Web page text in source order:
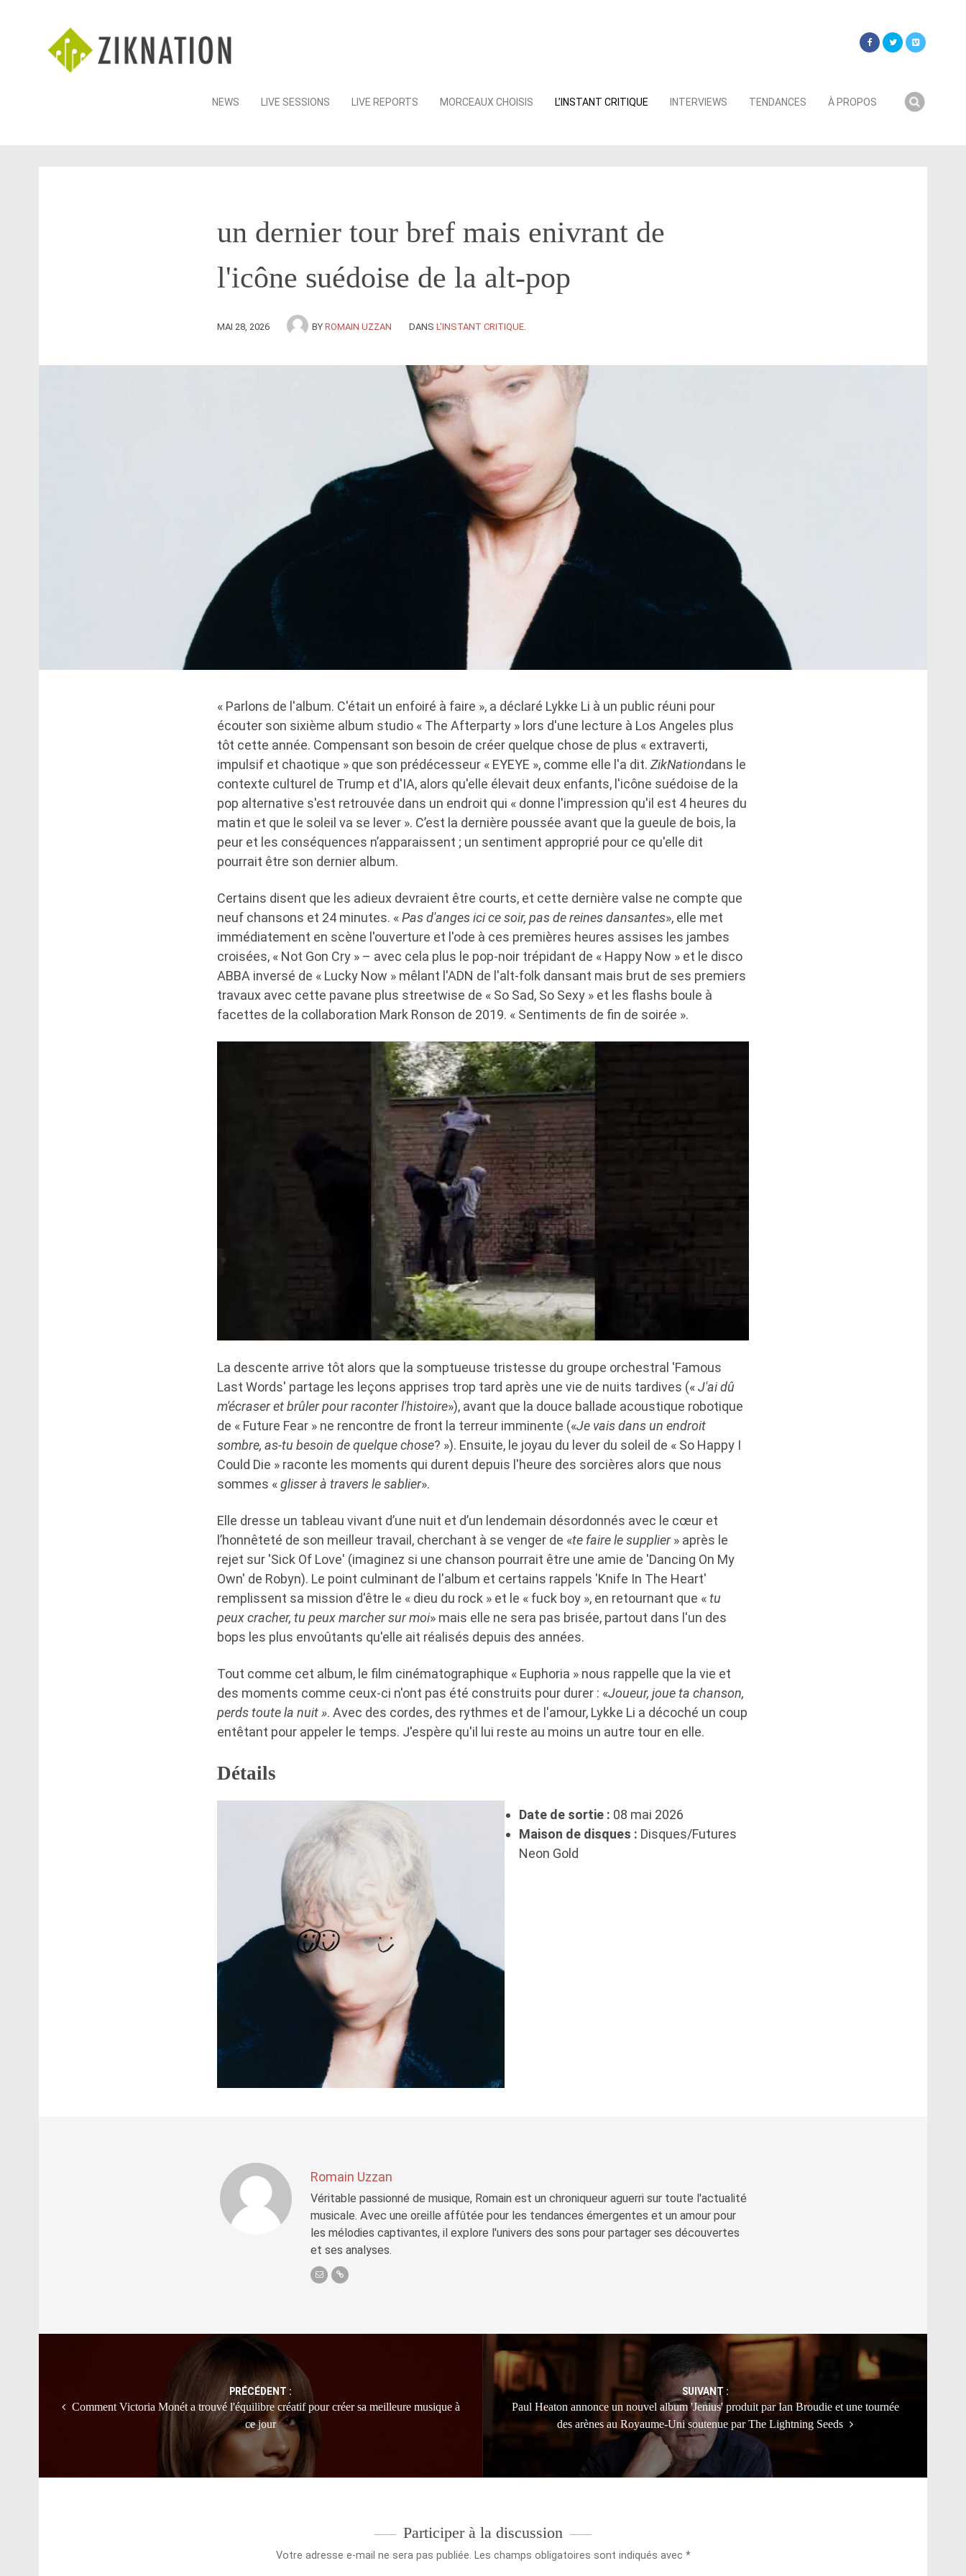
Skip
NEWS LIVE SESSIONS LIVE REPORTS MORCEAUX CHOISIS L’INSTANT CRITIQUE INTERVIEWS TENDANCES À PROPOS
un dernier tour bref mais enivrant de
l'icône suédoise de la alt-pop
MAI 28, 2026 BY ROMAIN UZZAN DANS L'INSTANT CRITIQUE
« Parlons de l'album. C'était un enfoiré à faire », a déclaré Lykke Li à un public réuni pour
écouter son sixième album studio « The Afterparty » lors d'une lecture à Los Angeles plus
tôt cette année. Compensant son besoin de créer quelque chose de plus « extraverti,
impulsif et chaotique » que son prédécesseur « EYEYE », comme elle l'a dit. ZikNationdans le
contexte culturel de Trump et d'IA, alors qu'elle élevait deux enfants, l'icône suédoise de la
pop alternative s'est retrouvée dans un endroit qui « donne l'impression qu'il est 4 heures du
matin et que le soleil va se lever ». C’est la dernière poussée avant que la gueule de bois, la
peur et les conséquences n’apparaissent ; un sentiment approprié pour ce qu'elle dit
pourrait être son dernier album.
Certains disent que les adieux devraient être courts, et cette dernière valse ne compte que
neuf chansons et 24 minutes. «Pas d'anges ici ce soir, pas de reines dansantes», elle met
immédiatement en scène l'ouverture et l'ode à ces premières heures assises les jambes
croisées, « Not Gon Cry » – avec cela plus le pop-noir trépidant de « Happy Now » et le disco
ABBA inversé de « Lucky Now » mêlant l'ADN de l'alt-folk dansant mais brut de ses premiers
travaux avec cette pavane plus streetwise de « So Sad, So Sexy » et les flashs boule à
facettes de la collaboration Mark Ronson de 2019. « Sentiments de fin de soirée ».
La descente arrive tôt alors que la somptueuse tristesse du groupe orchestral 'Famous
Last Words' partage les leçons apprises trop tard après une vie de nuits tardives («J'ai dû
m'écraser et brûler pour raconter l'histoire»), avant que la douce ballade acoustique robotique
de « Future Fear » ne rencontre de front la terreur imminente («Je vais dans un endroit
sombre, as-tu besoin de quelque chose? »). Ensuite, le joyau du lever du soleil de « So Happy I
Could Die » raconte les moments qui durent depuis l'heure des sorcières alors que nous
sommes «glisser à travers le sablier».
Elle dresse un tableau vivant d’une nuit et d’un lendemain désordonnés avec le cœur et
l’honnêteté de son meilleur travail, cherchant à se venger de «te faire le supplier» après le
rejet sur 'Sick Of Love' (imaginez si une chanson pourrait être une amie de 'Dancing On My
Own' de Robyn). Le point culminant de l'album et certains rappels 'Knife In The Heart'
remplissent sa mission d'être le « dieu du rock » et le « fuck boy », en retournant que «tu
peux cracher, tu peux marcher sur moi» mais elle ne sera pas brisée, partout dans l'un des
bops les plus envoûtants qu'elle ait réalisés depuis des années.
Tout comme cet album, le film cinématographique « Euphoria » nous rappelle que la vie et
des moments comme ceux-ci n'ont pas été construits pour durer : «Joueur, joue ta chanson,
perds toute la nuit ». Avec des cordes, des rythmes et de l'amour, Lykke Li a décoché un coup
entêtant pour appeler le temps. J'espère qu'il lui reste au moins un autre tour en elle.
Détails
Date de sortie : 08 mai 2026
Maison de disques : Disques/Futures
Neon Gold
Romain Uzzan
Véritable passionné de musique, Romain est un chroniqueur aguerri sur toute l'actualité
musicale. Avec une oreille affûtée pour les tendances émergentes et un amour pour
les mélodies captivantes, il explore l'univers des sons pour partager ses découvertes
et ses analyses.
PRÉCÉDENT :
Comment Victoria Monét a trouvé l'équilibre créatif pour créer sa meilleure musique à
ce jour
SUIVANT :
Paul Heaton annonce un nouvel album 'Jenius' produit par Ian Broudie et une tournée
des arènes au Royaume-Uni soutenue par The Lightning Seeds
Participer à la discussion
Votre adresse e-mail ne sera pas publiée. Les champs obligatoires sont indiqués avec *